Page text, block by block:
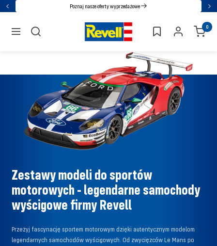
Przejdź
Powrót Poznaj nasze oferty wyprzedażowe
nawigacja
Revell 0
Zestawy modeli do sportów
motorowych - legendarne samochody
wyścigowe firmy Revell
Przeżyj fascynację sportem motorowym dzięki autentycznym modelom
legendarnych samochodów wyścigowych. Od zwycięzców Le Mans po